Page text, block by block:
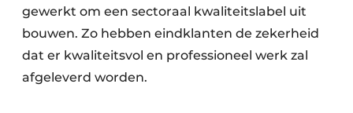
gewerkt om een sectoraal kwaliteitslabel uit
bouwen. Zo hebben eindklanten de zekerheid
dat er kwaliteitsvol en professioneel werk zal
afgeleverd worden.